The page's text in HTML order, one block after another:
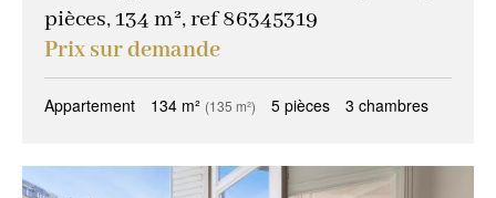
pièces, 134 m², ref 86345319
Prix sur demande
Appartement 134 m² (135 m²) 5 pièces 3 chambres